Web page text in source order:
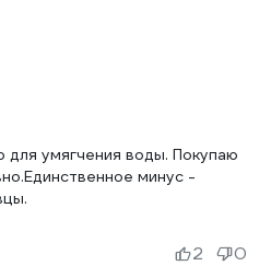
для умягчения воды. Покупаю
минус -
2 0